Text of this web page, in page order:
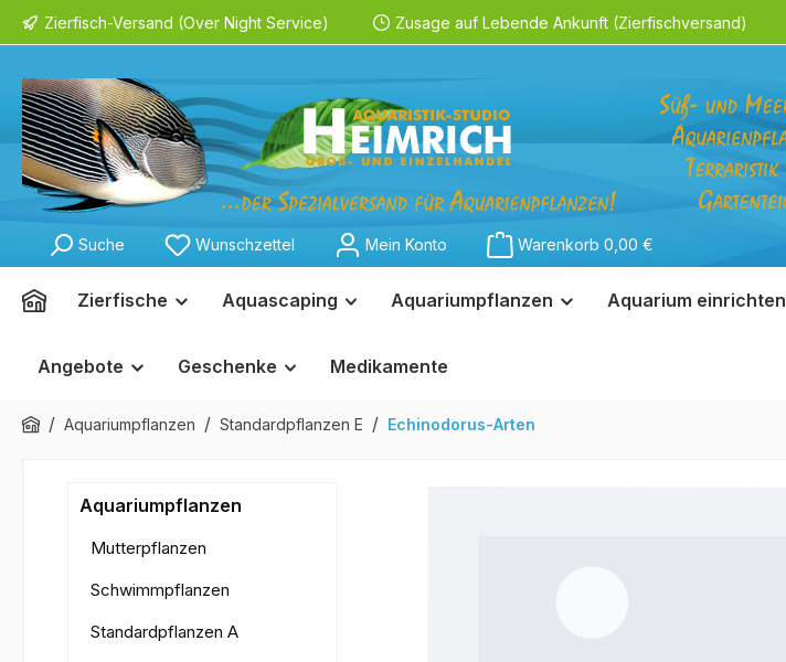
Zur Hauptnavigation springen
Zierfisch-Versand (Over Night Service) Zusage auf Lebende Ankunft (Zierfischversand)
Suche Wunschzettel Mein Konto Warenkorb 0,00 €
Zierfische Aquascaping Aquariumpflanzen Aquarium einrichten
Angebote Geschenke Medikamente
/ Aquariumpflanzen / Standardpflanzen E / Echinodorus-Arten
Aquariumpflanzen
Mutterpflanzen
Schwimmpflanzen
Standardpflanzen A